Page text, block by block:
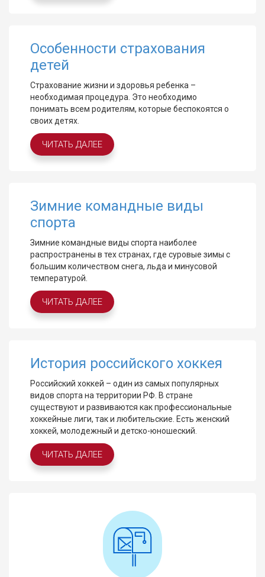
Особенности страхования
детей
Страхование жизни и здоровья ребенка –
необходимая процедура. Это необходимо
понимать всем родителям, которые беспокоятся о
своих детях.
ЧИТАТЬ ДАЛЕЕ
Зимние командные виды
спорта
Зимние командные виды спорта наиболее
распространены в тех странах, где суровые зимы с
большим количеством снега, льда и минусовой
температурой.
ЧИТАТЬ ДАЛЕЕ
История российского хоккея
Российский хоккей – один из самых популярных
видов спорта на территории РФ. В стране
существуют и развиваются как профессиональные
хоккейные лиги, так и любительские. Есть женский
хоккей, молодежный и детско-юношеский.
ЧИТАТЬ ДАЛЕЕ